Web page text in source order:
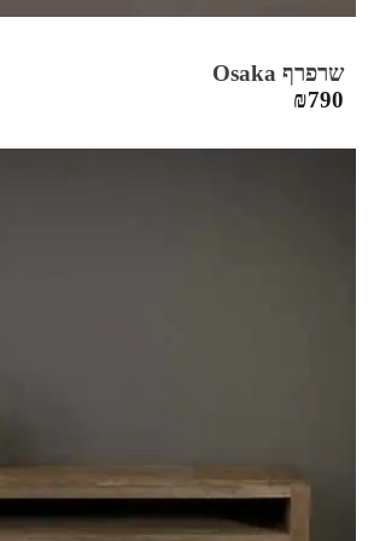
שרפרף Osaka
₪790